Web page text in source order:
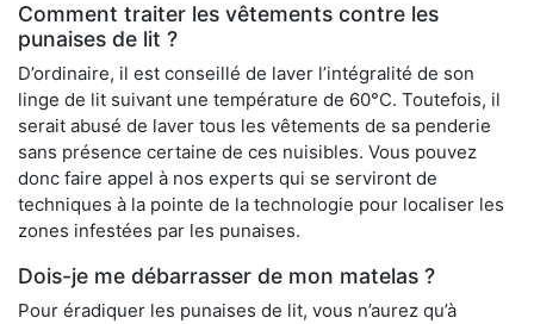
Comment traiter les vêtements contre les
punaises de lit ?
D’ordinaire, il est conseillé de laver l’intégralité de son
linge de lit suivant une température de 60°C. Toutefois, il
serait abusé de laver tous les vêtements de sa penderie
sans présence certaine de ces nuisibles. Vous pouvez
donc faire appel à nos experts qui se serviront de
techniques à la pointe de la technologie pour localiser les
zones infestées par les punaises.
Dois-je me débarrasser de mon matelas ?
Pour éradiquer les punaises de lit, vous n’aurez qu’à